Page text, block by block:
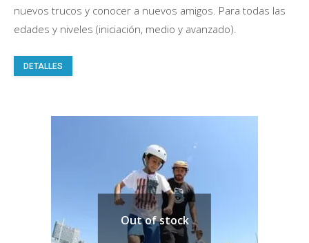
nuevos trucos y conocer a nuevos amigos. Para todas las
edades y niveles (iniciación, medio y avanzado).
DETALLES
múltiples
elegir
Out of stock